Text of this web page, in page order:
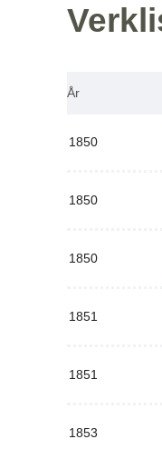
År
1850
1850
1850
1851
1851
1853